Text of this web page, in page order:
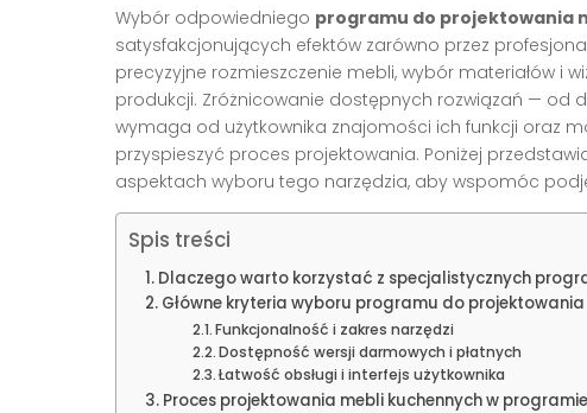
Wybór odpowiedniego programu do projektowania
satysfakcjonujących efektów zarówno przez
precyzyjne rozmieszczenie mebli, wybór materiałów i
produkcji. Zróżnicowanie dostępnych rozwiązań —
wymaga od użytkownika znajomości ich funkcji oraz
przyspieszyć proces projektowania. Poniżej
aspektach wyboru tego narzędzia, aby wspomóc
Spis treści
Dlaczego warto korzystać z specjalistycznych
Główne kryteria wyboru programu do
Funkcjonalność i zakres narzędzi
Dostępność wersji darmowych i płatnych
Łatwość obsługi i interfejs użytkownika
Proces projektowania mebli kuchennych w